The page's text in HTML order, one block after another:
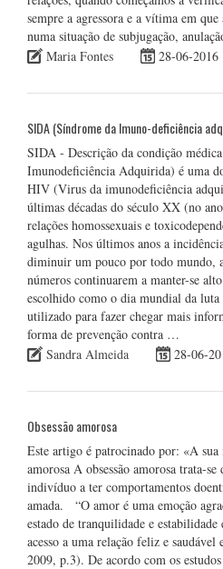
sempre a agressora e a vítima em
numa situação de subjugação,
Maria Fontes
28-06-2016
SIDA (Síndrome da Imuno-deficiência
SIDA - Descrição da condição
Imunodeficiência Adquirida) é uma
HIV (Virus da imunodeficiência
últimas décadas do século XX (no
relações homossexuais e
agulhas. Nos últimos anos a
diminuir um pouco por todo mundo,
números continuarem a manter-se
escolhido como o dia mundial da
utilizado para fazer chegar mais
forma de prevenção contra …
Sandra Almeida
28-06-
Obsessão amorosa
Este artigo é patrocinado por: «A sua
amorosa A obsessão amorosa trata-
indivíduo a ter comportamentos
amada. “O amor é uma emoção
estado de tranquilidade e
acesso a uma relação feliz e saudável
2009, p.3). De acordo com os